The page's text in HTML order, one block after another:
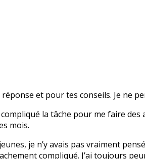
et pour tes conseils. Je ne
la tâche pour me faire des
mois.
je n’y avais pas vraiment
compliqué. J’ai toujours